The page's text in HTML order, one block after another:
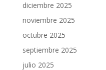
diciembre 2025
noviembre 2025
octubre 2025
septiembre 2025
julio 2025